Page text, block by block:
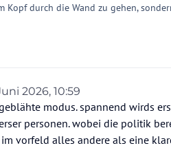
Kopf durch die Wand zu gehen,
2026, 10:59
modus. spannend wirds
personen. wobei die politik
vorfeld alles andere als eine